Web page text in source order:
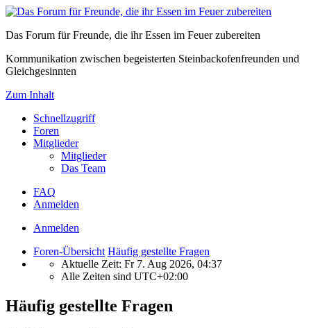
Das Forum für Freunde, die ihr Essen im Feuer zubereiten
Kommunikation zwischen begeisterten Steinbackofenfreunden und
Gleichgesinnten
Zum Inhalt
Schnellzugriff
Foren
Mitglieder
Mitglieder
Das Team
FAQ
Anmelden
Anmelden
Foren-Übersicht Häufig gestellte Fragen
Aktuelle Zeit: Fr 7. Aug 2026, 04:37
Alle Zeiten sind UTC+02:00
Häufig gestellte Fragen